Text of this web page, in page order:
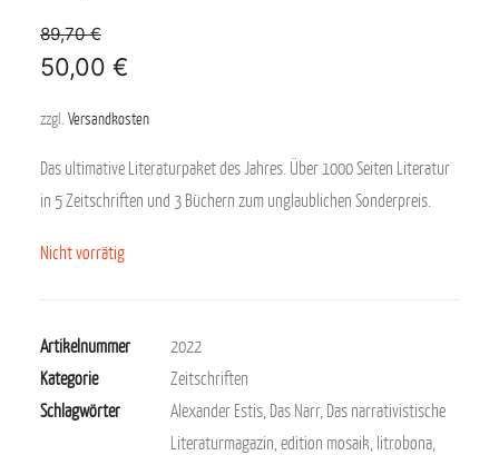
89,70€
50,00 €
zzgl. Versandkosten
Das ultimative Literaturpaket des Jahres. Über 1000 Seiten Literatur
in 5 Zeitschriften und 3 Büchern zum unglaublichen Sonderpreis.
Nicht vorrätig
Artikelnummer
2022
Kategorie
Zeitschriften
Schlagwörter
Alexander Estis, Das Narr, Das narrativistische
Literaturmagazin,edition mosaik, litrobona,